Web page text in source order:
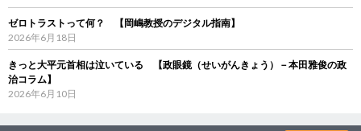
ゼロトラストって何？ 【岡嶋教授のデジタル指南】
2026年6月18日
きっと大平元首相は泣いている 【政眼鏡（せいがんきょう）－本田雅俊の政
治コラム】
2026年6月10日